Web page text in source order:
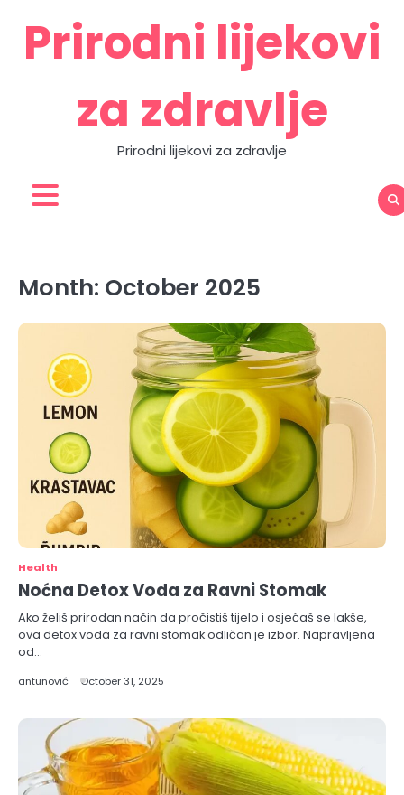
contentPrirodni lijekovi
za zdravlje
Prirodni lijekovi za zdravlje
Month: October 2025
Health
Noćna Detox Voda za Ravni Stomak
Ako želiš prirodan način da pročistiš tijelo i osjećaš se lakše,
ova detox voda za ravni stomak odličan je izbor. Napravljena
od…
antunović October 31, 2025